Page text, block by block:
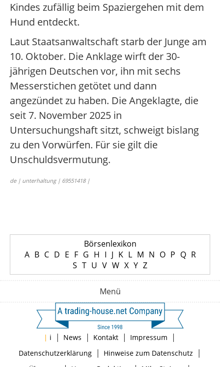
Kindes zufällig beim Spaziergehen mit dem
Hund entdeckt.
Laut Staatsanwaltschaft starb der Junge am
10. Oktober. Die Anklage wirft der 30-
jährigen Deutschen vor, ihn mit sechs
Messerstichen getötet und dann
angezündet zu haben. Die Angeklagte, die
seit 7. November 2025 in
Untersuchungshaft sitzt, schweigt bislang
zu den Vorwürfen. Für sie gilt die
Unschuldsvermutung.
de | unterhaltung | 69551418 |
Börsenlexikon
A B C D E F G H I J K L M N O P Q R
S T U V W X Y Z
Menü
| i | News | Kontakt | Impressum |
Datenschutzerklärung| Hinweise zum Datenschutz |